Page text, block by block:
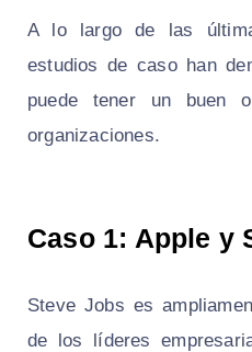
A lo largo de las
estudios de caso han
puede tener un buen
organizaciones.
Caso 1: Apple y
Steve Jobs es
de los líderes